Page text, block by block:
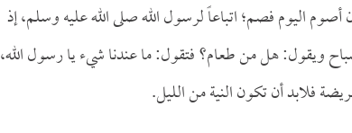
اليوم فصم؛ اتباعاً لرسول الله صلى الله عليه وسلم، إذ
ويقول: هل من طعام؟ فتقول: ما عندنا شيء يا رسول الله،
فلابد أن تكون النية من الليل.